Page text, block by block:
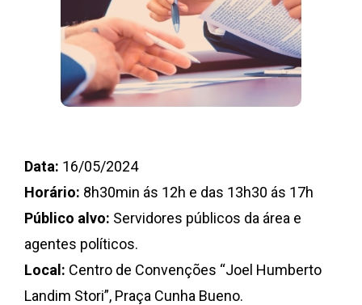
Data: 16/05/2024
Horário: 8h30min ás 12h e das 13h30 ás 17h
Público alvo: Servidores públicos da área e
agentes políticos.
Local: Centro de Convenções “Joel Humberto
Landim Stori”, Praça Cunha Bueno.